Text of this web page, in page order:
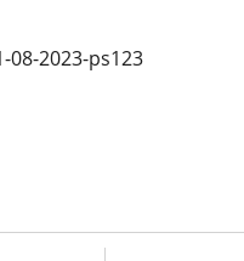
08-2023-ps123